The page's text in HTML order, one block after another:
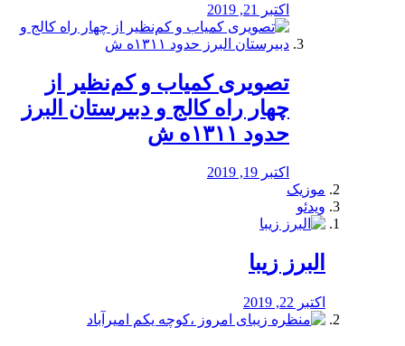
اکتبر 21, 2019
️تصویری کمیاب و کم‌نظیر از
چهار راه كالج و دبيرستان البرز
حدود ۱۳۱۱ه ش
اکتبر 19, 2019
موزیک
ویدئو
البرز زیبا
اکتبر 22, 2019